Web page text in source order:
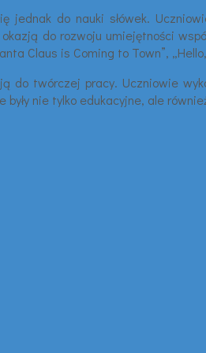
jednak do nauki słówek.
okazją do rozwoju umiejętności
Claus is Coming to Town”,
do twórczej pracy. Uczniowie
nie tylko edukacyjne, ale